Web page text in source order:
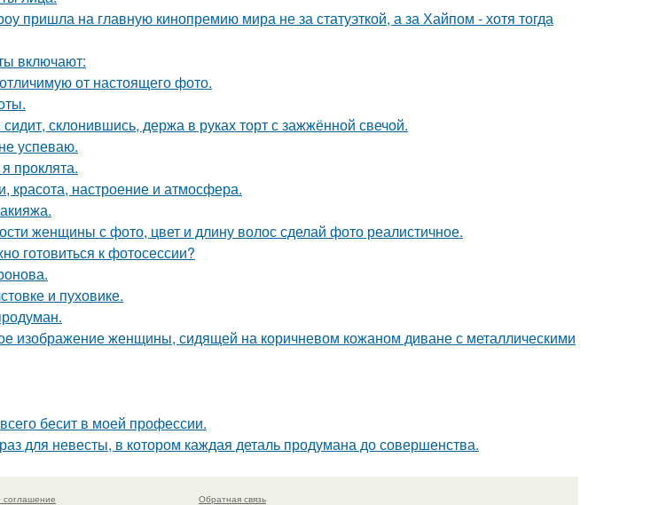
пришла на главную кинопремию мира не за статуэткой, а за Хайпом - хотя тогда
включают:
от настоящего фото.
склонившись, держа в руках торт с зажжённой свечой.
успеваю.
проклята.
настроение и атмосфера.
женщины с фото, цвет и длину волос сделай фото реалистичное.
готовиться к фотосессии?
и пуховике.
изображение женщины, сидящей на коричневом кожаном диване с металлическими
бесит в моей профессии.
для невесты, в котором каждая деталь продумана до совершенства.
соглашение Обратная связь